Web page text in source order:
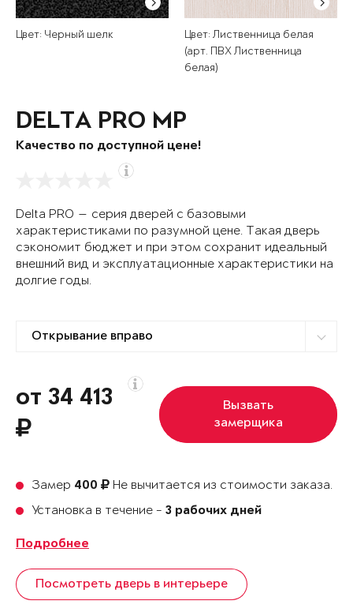
Цвет: Черный шелк
Цвет: Лиственница белая
(арт. ПВХ Лиственница
белая)
DELTA PRO MP
Качество по доступной цене!
Delta PRO — серия дверей с базовыми
характеристиками по разумной цене. Такая дверь
сэкономит бюджет и при этом сохранит идеальный
внешний вид и эксплуатационные характеристики на
долгие годы.
от 34 413
Вызвать
замерщика
Замер 400
Не вычитается из стоимости заказа.
Установка в течение - 3 рабочих дней
Подробнее
Посмотреть дверь в интерьере